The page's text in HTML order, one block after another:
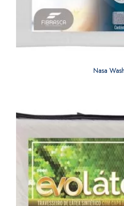
Nasa Wash